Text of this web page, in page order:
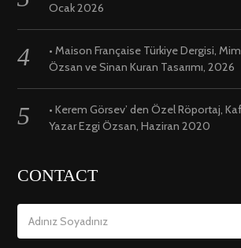
Ocak 2026
• Maison Française Türkiye Dergisi,
Özsan ve Sinan Kuran Tasarımı, 2026
• Kerem Görsev’ den Özel Röportaj,
Yazar Ezgi Özsan, Haziran 2020
CONTACT